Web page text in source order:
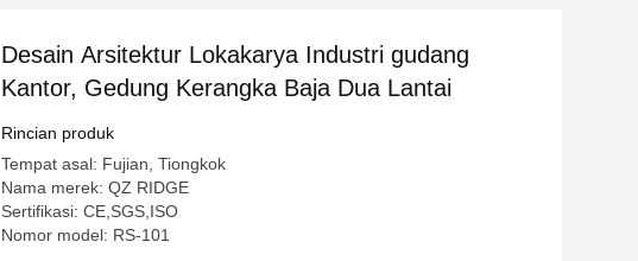
Desain Arsitektur Lokakarya Industri gudang
Kantor, Gedung Kerangka Baja Dua Lantai
Rincian produk
Tempat asal: Fujian, Tiongkok
Nama merek: QZ RIDGE
Sertifikasi: CE,SGS,ISO
Nomor model: RS-101